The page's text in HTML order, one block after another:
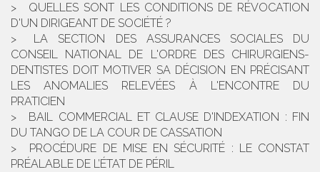
QUELLES SONT LES CONDITIONS DE RÉVOCATION
D'UN DIRIGEANT DE SOCIÉTÉ ?
LA SECTION DES ASSURANCES SOCIALES DU
CONSEIL NATIONAL DE L'ORDRE DES CHIRURGIENS-
DENTISTES DOIT MOTIVER SA DÉCISION EN PRÉCISANT
LES ANOMALIES RELEVÉES À L'ENCONTRE DU
PRATICIEN
BAIL COMMERCIAL ET CLAUSE D'INDEXATION : FIN
DU TANGO DE LA COUR DE CASSATION
PROCÉDURE DE MISE EN SÉCURITÉ : LE CONSTAT
PRÉALABLE DE L’ÉTAT DE PÉRIL